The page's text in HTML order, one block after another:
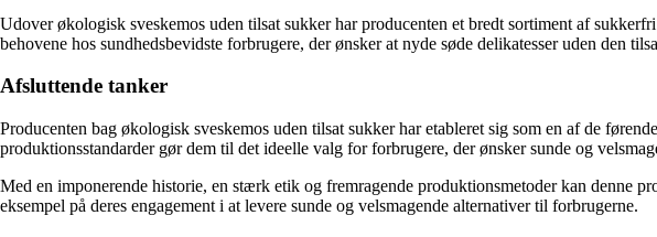
Udover økologisk sveskemos uden tilsat sukker har producenten et bredt sortiment af
behovene hos sundhedsbevidste forbrugere, der ønsker at nyde søde delikatesser uden den
Afsluttende tanker
Producenten bag økologisk sveskemos uden tilsat sukker har etableret sig som en af ​​de
produktionsstandarder gør dem til det ideelle valg for forbrugere, der ønsker sunde og
Med en imponerende historie, en stærk etik og fremragende produktionsmetoder kan denne
eksempel på deres engagement i at levere sunde og velsmagende alternativer til forbrugerne.